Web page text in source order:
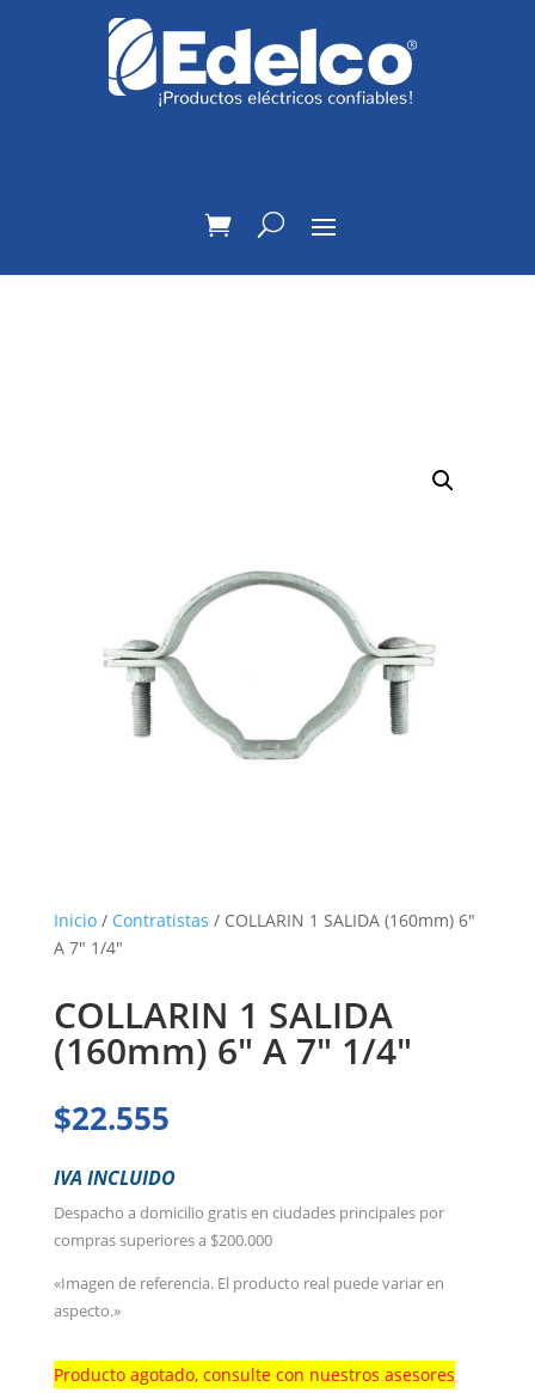
Inicio/ Contratistas / COLLARIN 1 SALIDA (160mm) 6″
A 7″ 1/4″
COLLARIN 1 SALIDA
(160mm) 6″ A 7″ 1/4″
$22.555
IVA INCLUIDO
Despacho a domicilio gratis en ciudades principales por
compras superiores a $200.000
«Imagen de referencia. El producto real puede variar en
aspecto.»
Producto agotado, consulte con nuestros asesores